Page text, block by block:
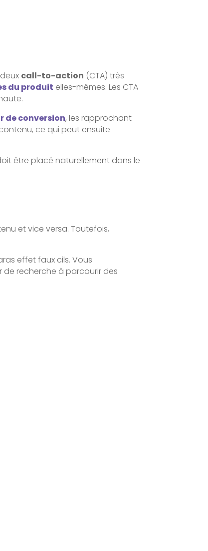
call-to-action (CTA) très
du produit elles-mêmes. Les CTA
de conversion, les rapprochant
ce qui peut ensuite
être placé naturellement dans le
et vice versa. Toutefois,
effet faux cils. Vous
de recherche à parcourir des